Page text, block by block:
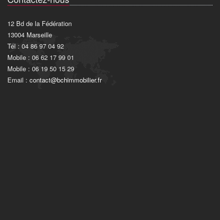
12 Bd de la Fédération
13004 Marseille
Tél : 04 86 97 04 92
Mobile : 06 62 17 99 01
Mobile : 06 19 50 15 29
Email : contact@bchimmobilier.fr